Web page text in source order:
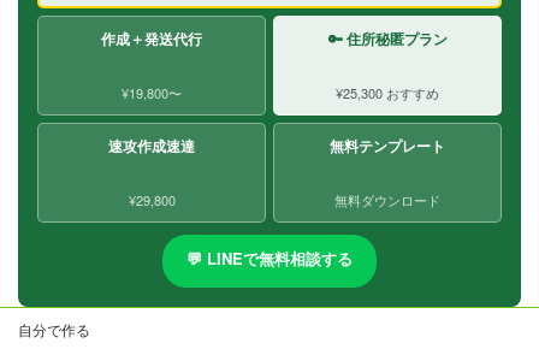
作成＋発送代行
¥19,800〜
🔑 住所秘匿プラン
¥25,300 おすすめ
速攻作成速達
¥29,800
無料テンプレート
無料ダウンロード
💬 LINEで無料相談する
自分で作る